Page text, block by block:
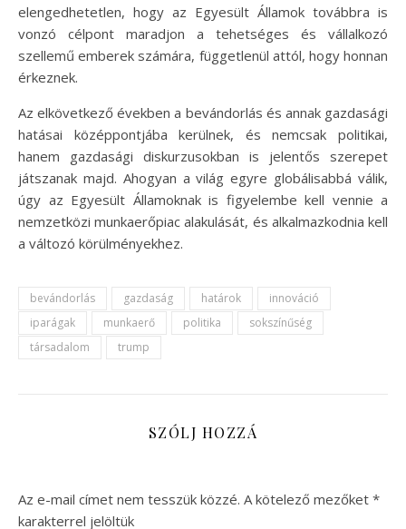
elengedhetetlen, hogy az Egyesült Államok továbbra is
vonzó célpont maradjon a tehetséges és vállalkozó
szellemű emberek számára, függetlenül attól, hogy honnan
érkeznek.
Az elkövetkező években a bevándorlás és annak gazdasági
hatásai középpontjába kerülnek, és nemcsak politikai,
hanem gazdasági diskurzusokban is jelentős szerepet
játszanak majd. Ahogyan a világ egyre globálisabbá válik,
úgy az Egyesült Államoknak is figyelembe kell vennie a
nemzetközi munkaerőpiac alakulását, és alkalmazkodnia kell
a változó körülményekhez.
bevándorlás gazdaság határok
innováció
iparágak
munkaerő politika
sokszínűség
társadalom
trump
SZÓLJ HOZZÁ
Az e-mail címet nem tesszük közzé. A kötelező mezőket *
karakterrel jelöltük